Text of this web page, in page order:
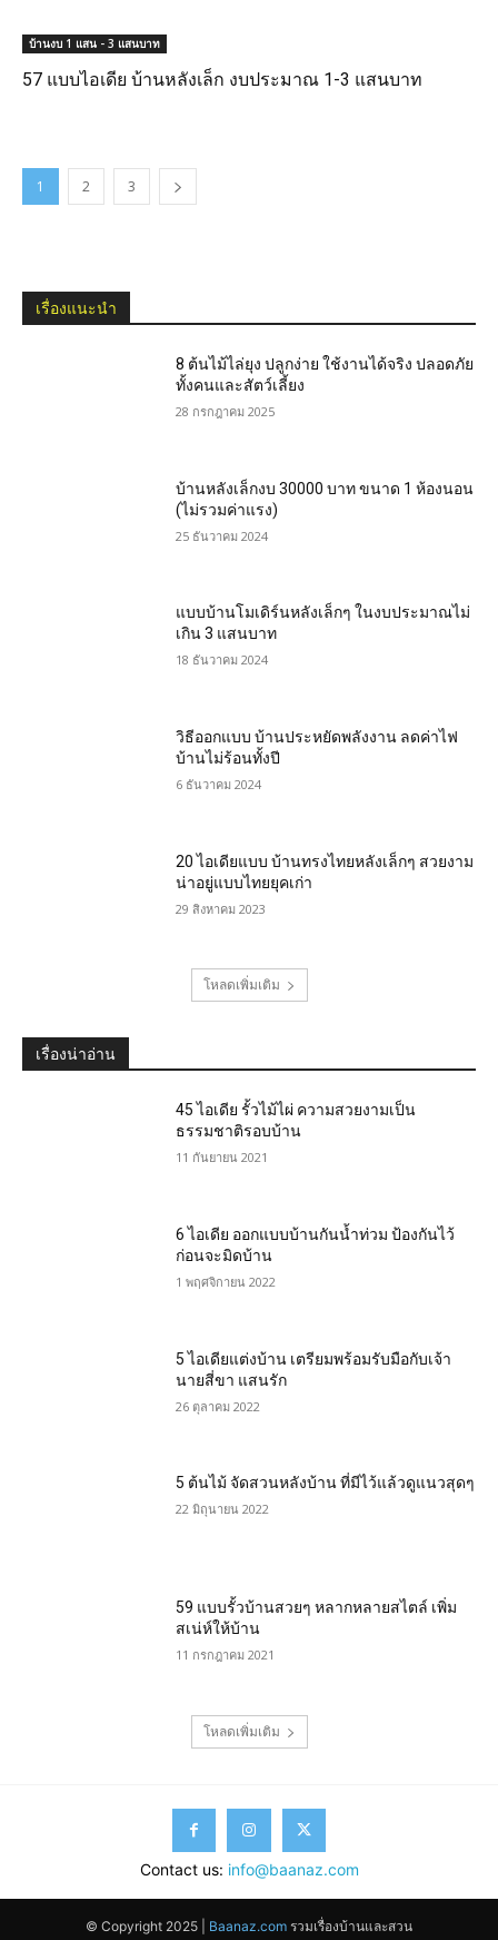
บ้านงบ 1 แสน - 3 แสนบาท
57 แบบไอเดีย บ้านหลังเล็ก งบประมาณ 1-3 แสนบาท
1 2 3
เรื่องแนะนำ
8 ต้นไม้ไล่ยุง ปลูกง่าย ใช้งานได้จริง ปลอดภัย
ทั้งคนและสัตว์เลี้ยง
28 กรกฎาคม 2025
บ้านหลังเล็กงบ 30000 บาท ขนาด 1 ห้องนอน
(ไม่รวมค่าแรง)
25 ธันวาคม 2024
แบบบ้านโมเดิร์นหลังเล็กๆ ในงบประมาณไม่
เกิน 3 แสนบาท
18 ธันวาคม 2024
วิธีออกแบบ บ้านประหยัดพลังงาน ลดค่าไฟ
บ้านไม่ร้อนทั้งปี
6 ธันวาคม 2024
20 ไอเดียแบบ บ้านทรงไทยหลังเล็กๆ สวยงาม
น่าอยู่แบบไทยยุคเก่า
29 สิงหาคม 2023
โหลดเพิ่มเติม
เรื่องน่าอ่าน
45 ไอเดีย รั้วไม้ไผ่ ความสวยงามเป็น
ธรรมชาติรอบบ้าน
11 กันยายน 2021
6 ไอเดีย ออกแบบบ้านกันน้ำท่วม ป้องกันไว้
ก่อนจะมิดบ้าน
1 พฤศจิกายน 2022
5 ไอเดียแต่งบ้าน เตรียมพร้อมรับมือกับเจ้า
นายสี่ขา แสนรัก
26 ตุลาคม 2022
5 ต้นไม้ จัดสวนหลังบ้าน ที่มีไว้แล้วดูแนวสุดๆ
22 มิถุนายน 2022
59 แบบรั้วบ้านสวยๆ หลากหลายสไตล์ เพิ่ม
สเน่ห์ให้บ้าน
11 กรกฎาคม 2021
โหลดเพิ่มเติม
Contact us: info@baanaz.com
© Copyright 2025 | Baanaz.com รวมเรื่องบ้านและสวน